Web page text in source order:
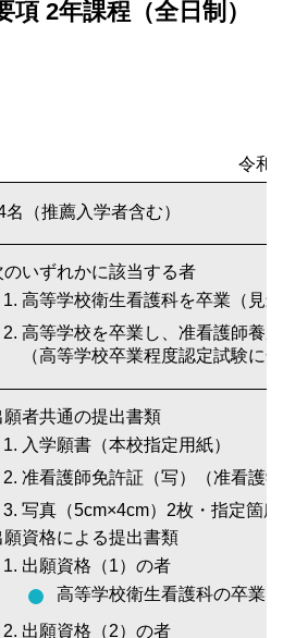
項 2年課程（全日制）
令和
名（推薦入学者含む）
のいずれかに該当する者
高等学校衛生看護科を卒業（見
高等学校を卒業し、准看護師養
（高等学校卒業程度認定試験に
願者共通の提出書類
入学願書（本校指定用紙）
准看護師免許証（写）（准看護
写真（5cm×4cm）2枚・指定箇
願資格による提出書類
出願資格（1）の者
高等学校衛生看護科の卒業
出願資格（2）の者